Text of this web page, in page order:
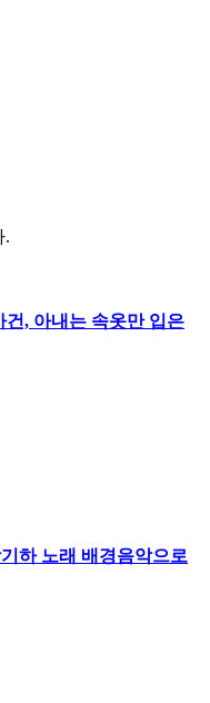
.
건, 아내는 속옷만 입은
하 노래 배경음악으로